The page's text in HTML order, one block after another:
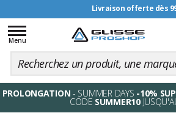
Livraison offerte dès
Toggle
navigation
Menu
PROLONGATION - SUMMER DAYS -10%
CODE SUMMER10